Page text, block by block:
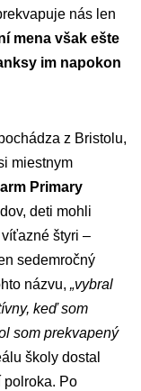
nás len
mena však ešte
im napokon
z Bristolu,
miestnym
Primary
deti mohli
štyri –
sedemročný
názvu, „vybral
keď som
som prekvapený
školy dostal
polroka. Po